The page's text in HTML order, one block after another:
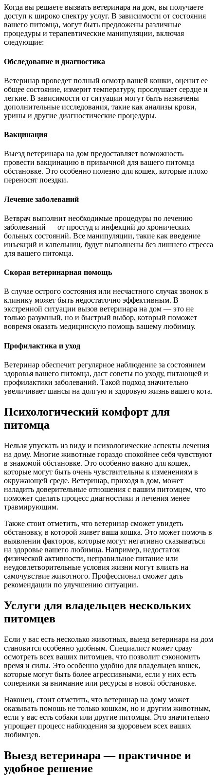
Когда вы решаете вызвать ветеринара на дом, вы получаете
доступ к широко спектру услуг. В зависимости от состояния
вашего питомца, могут быть предложены различные
процедуры и терапевтические манипуляции, включая
следующие:
Обследование и диагностика
Ветеринар проведет полный осмотр вашей кошки, оценит ее
общее состояние, измерит температуру, прослушает сердце и
легкие. В зависимости от ситуации могут быть назначены
дополнительные исследования, такие как анализы крови,
урины и другие диагностические процедуры.
Вакцинация
Выезд ветеринара на дом предоставляет возможность
провести вакцинацию в привычной для вашего питомца
обстановке. Это особенно полезно для кошек, которые плохо
переносят поездки.
Лечение заболеваний
Ветврач выполнит необходимые процедуры по лечению
заболеваний — от простуд и инфекций до хронических
больных состояний. Все манипуляции, такие как введение
инъекций и капельниц, будут выполнены без лишнего стресса
для вашего питомца.
Скорая ветеринарная помощь
В случае острого состояния или несчастного случая звонок в
клинику может быть недостаточно эффективным. В
экстренной ситуации вызов ветеринара на дом — это не
только разумный, но и быстрый выбор, который поможет
вовремя оказать медицинскую помощь вашему любимцу.
Профилактика и уход
Ветеринар обеспечит регулярное наблюдение за состоянием
здоровья вашего питомца, даст советы по уходу, питающей и
профилактики заболеваний. Такой подход значительно
увеличивает шансы на долгую и здоровую жизнь вашего кота.
Психологический комфорт для
питомца
Нельзя упускать из виду и психологические аспекты лечения
на дому. Многие животные гораздо спокойнее себя чувствуют
в знакомой обстановке. Это особенно важно для кошек,
которые могут быть очень чувствительны к изменениям в
окружающей среде. Ветеринар, приходя в дом, может
наладить доверительные отношения с вашим питомцем, что
поможет сделать процесс диагностики и лечения менее
травмирующим.
Также стоит отметить, что ветеринар сможет увидеть
обстановку, в которой живет ваша кошка. Это может помочь в
выявлении факторов, которые могут негативно сказываться
на здоровье вашего любимца. Например, недостаток
физической активности, неправильное питание или
неудовлетворительные условия жизни могут влиять на
самочувствие животного. Профессионал сможет дать
рекомендации по улучшению ситуации.
Услуги для владельцев нескольких
питомцев
Если у вас есть несколько животных, выезд ветеринара на дом
становится особенно удобным. Специалист может сразу
осмотреть всех ваших питомцев, что позволит сэкономить
время и силы. Это особенно удобно для владельцев кошек,
которые могут быть более агрессивными, если у них есть
соперники за внимание или ресурсы в новой обстановке.
Наконец, стоит отметить, что ветеринар на дому может
оказывать помощь не только кошкам, но и другим животным,
если у вас есть собаки или другие питомцы. Это значительно
упрощает процесс наблюдения за здоровьем всех ваших
любимцев.
Выезд ветеринара — практичное и
удобное решение